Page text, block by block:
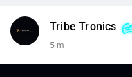
Tribe Tronics
5 m